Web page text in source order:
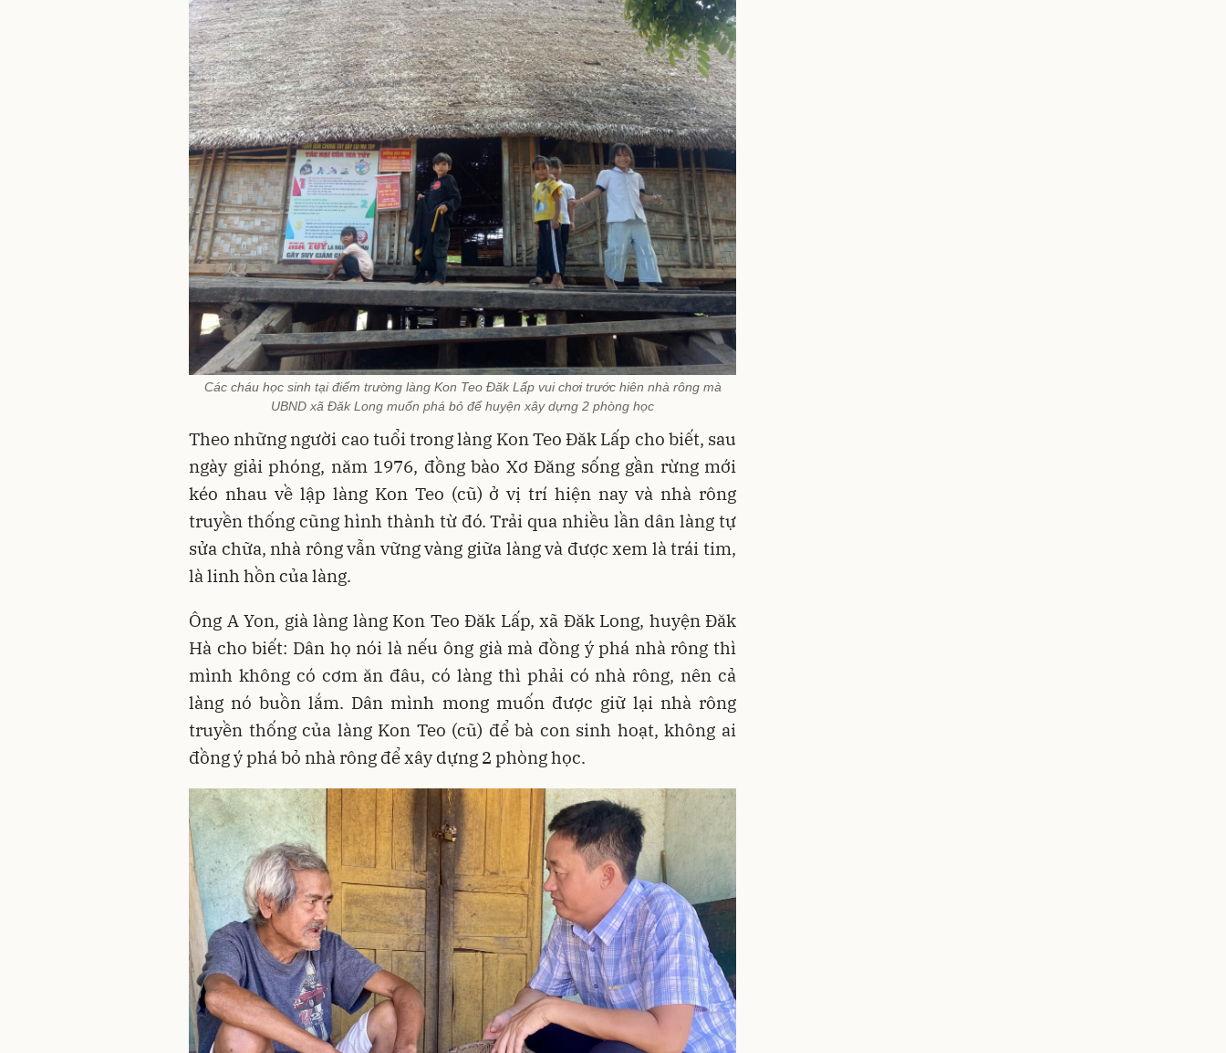
Các cháu học sinh tại điểm trường làng Kon Teo Đăk Lấp vui chơi trước hiên nhà rông mà
UBND xã Đăk Long muốn phá bỏ để huyện xây dựng 2 phòng học
Theo những người cao tuổi trong làng Kon Teo Đăk Lấp cho biết, sau
ngày giải phóng, năm 1976, đồng bào Xơ Đăng sống gần rừng mới
kéo nhau về lập làng Kon Teo (cũ) ở vị trí hiện nay và nhà rông
truyền thống cũng hình thành từ đó. Trải qua nhiều lần dân làng tự
sửa chữa, nhà rông vẫn vững vàng giữa làng và được xem là trái tim,
là linh hồn của làng.
Ông A Yon, già làng làng Kon Teo Đăk Lấp, xã Đăk Long, huyện Đăk
Hà cho biết: Dân họ nói là nếu ông già mà đồng ý phá nhà rông thì
mình không có cơm ăn đâu, có làng thì phải có nhà rông, nên cả
làng nó buồn lắm. Dân mình mong muốn được giữ lại nhà rông
truyền thống của làng Kon Teo (cũ) để bà con sinh hoạt, không ai
đồng ý phá bỏ nhà rông để xây dựng 2 phòng học.